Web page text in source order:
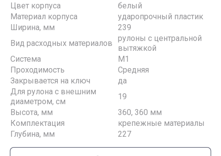
Цвет корпуса
белый
Материал корпуса
ударопрочный пластик
Ширина, мм
239
Вид расходных материалов
рулоны с центральной
вытяжкой
Система
M1
Проходимость
Средняя
Закрывается на ключ
да
Для рулона с внешним
диаметром, см
19
Высота, мм
360, 360 мм
Комплектация
крепежные материалы
Глубина, мм
227